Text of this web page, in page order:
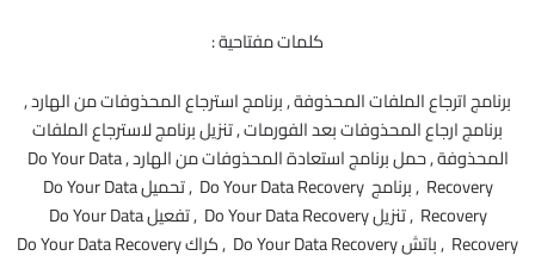
كلمات مفتاحية :
برنامج اترجاع الملفات المحذوفة , برنامج استرجاع المحذوفات من الهارد ,
برنامج ارجاع المحذوفات بعد الفورمات , تنزيل برنامج لاسترجاع الملفات
المحذوفة , حمل برنامج استعادة المحذوفات من الهارد , Do Your Data
Recovery , برنامج Do Your Data Recovery , تحميل Do Your Data
Recovery , تنزيل Do Your Data Recovery , تفعيل Do Your Data
Recovery , باتش Do Your Data Recovery , كراك Do Your Data Recovery